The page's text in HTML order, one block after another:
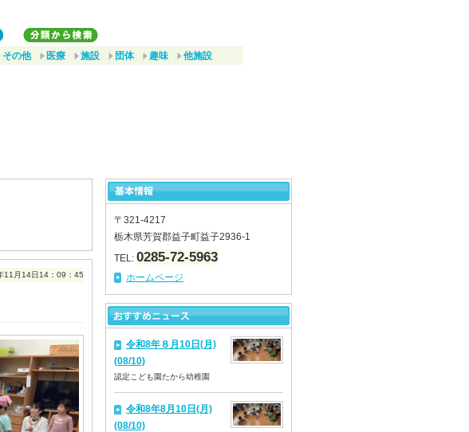
その他 医療 施設 団体 趣味 他施設
11月14日14：09：45
〒321-4217
栃木県芳賀郡益子町益子2936-1
TEL: 0285-72-5963
ホームページ
令和8年８月10日(月)
(08/10)
認定こども園たから幼稚園
令和8年8月10日(月)
(08/10)